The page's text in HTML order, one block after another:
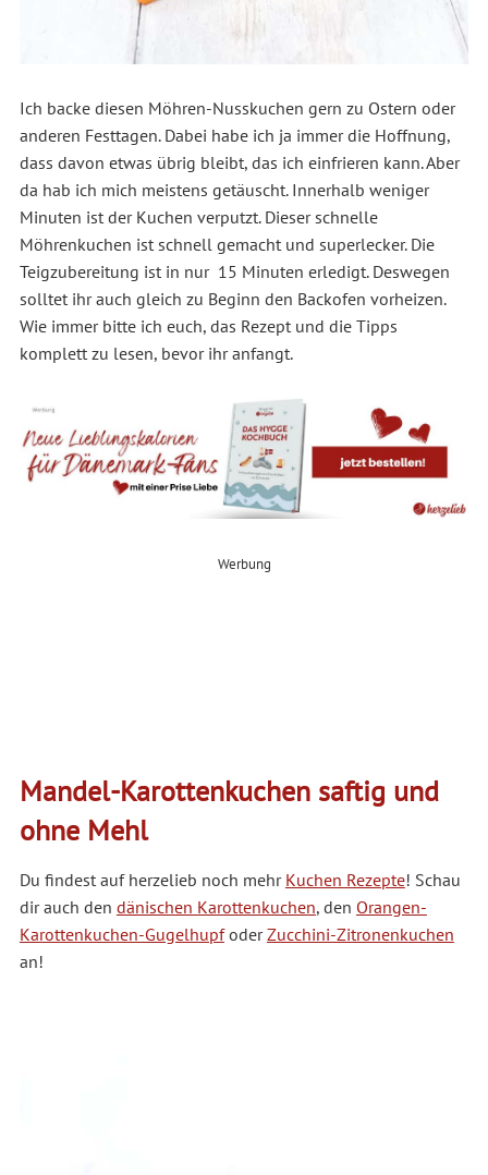
Ich backe diesen Möhren-Nusskuchen gern zu Ostern oder
anderen Festtagen. Dabei habe ich ja immer die Hoffnung,
dass davon etwas übrig bleibt, das ich einfrieren kann. Aber
da hab ich mich meistens getäuscht. Innerhalb weniger
Minuten ist der Kuchen verputzt. Dieser schnelle
Möhrenkuchen ist schnell gemacht und superlecker. Die
Teigzubereitung ist in nur 15 Minuten erledigt. Deswegen
solltet ihr auch gleich zu Beginn den Backofen vorheizen.
Wie immer bitte ich euch, das Rezept und die Tipps
komplett zu lesen, bevor ihr anfangt.
Werbung
Mandel-Karottenkuchen saftig und
ohne Mehl
Du findest auf herzelieb noch mehr Kuchen Rezepte! Schau
dir auch den dänischen Karottenkuchen, den Orangen-
Karottenkuchen-GugelhupfoderZucchini-Zitronenkuchen
an!